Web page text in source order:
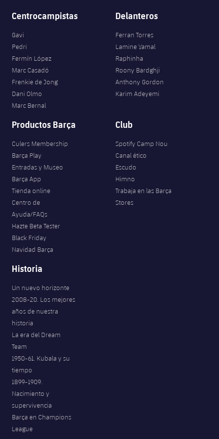
Historia
Palmarés
Juvenil
Alevín
Noticias
Atletismo
plusicon
más
Masculino
Femenino
Baloncesto en silla de ruedas
Actualidad
Jugadores
Resultados
Clasificaciones
Hockey sobre hielo
plusicon
más
Actualidad
Jugadores
Calendario
Resultados
Clasificaciones
Hockey hierba
plusicon
más
Noticias
Hockey Hierba Masculino
Hockey Hierba Femenino
Patinaje artístico
plusicon
más
Actualidad
Plantilla
Agenda
Escuela de Patinaje
Rugby
plusicon
más
Actualidad
Jugadores
Calendario
Clasificaciones
Voleibol
Noticias
Voleibol masculino
Apúntate a las amateurs
plusicon
más
Carnet de las Secciones Amateurs
PLUSICON
MÁS
League of Legends
VALORANT Rising
VALORANT Game Changers
eFootball
Centrocampistas
Gavi
Pedri
Fermín López
Marc Casadó
Frenkie de Jong
Dani Olmo
Marc Bernal
Delanteros
Ferran Torres
Lamine Yamal
Raphinha
Roony Bardghji
Anthony Gordon
Karim Adeyemi
Productos Barça
Culers Membership
Barça Play
Entradas y Museo
Barça App
Tienda online
Centro de
Ayuda/FAQs
Hazte Beta Tester
Black Friday
Navidad Barça
Club
Spotify Camp Nou
Canal ético
Escudo
Himno
Trabaja en las Barça
Stores
Historia
Un nuevo horizonte
2008-20. Los mejores
años de nuestra
historia
La era del Dream
Team
1950-61. Kubala y su
tiempo
1899-1909.
Nacimiento y
supervivencia
Barça en Champions
League